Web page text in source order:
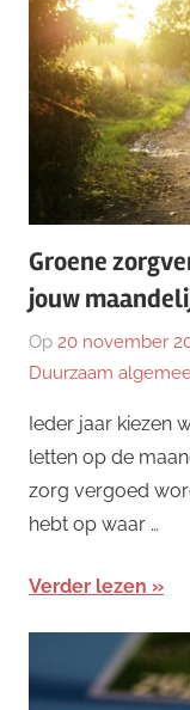
Groene
jouw
Op 20 november
Duurzaam
Ieder jaar kiezen
letten op de
zorg vergoed
hebt op waar …
Verder lezen